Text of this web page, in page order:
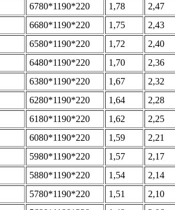
6780*1190*220 1,78
2,47
6680*1190*220 1,75
2,43
6580*1190*220 1,72
2,40
6480*1190*220 1,70
2,36
6380*1190*220 1,67
2,32
6280*1190*220 1,64
2,28
6180*1190*220 1,62
2,25
6080*1190*220 1,59
2,21
5980*1190*220 1,57
2,17
5880*1190*220 1,54
2,14
5780*1190*220 1,51
2,10